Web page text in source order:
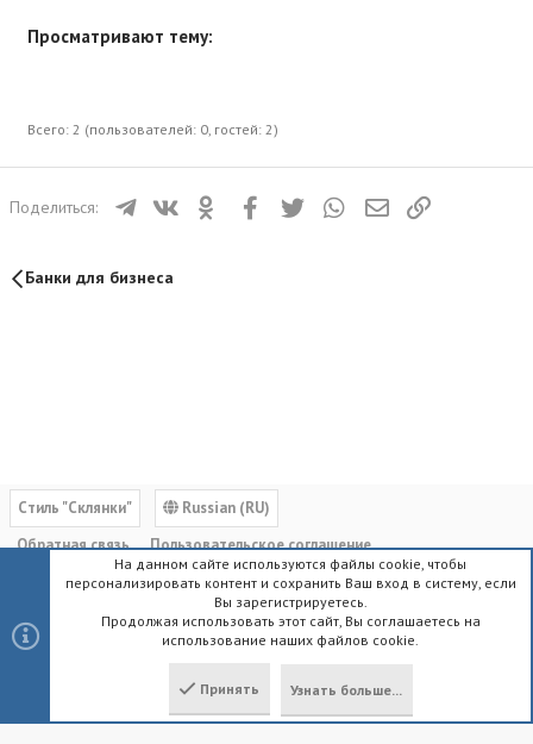
Просматривают тему:
Всего: 2 (пользователей: 0, гостей: 2)
Поделиться: ТелеграмВКонтактеОдноклассники
FacebookTwitter WhatsAppЭлектронная почта
Банки для бизнеса
Cтиль "Склянки"
Russian (RU)
Обратная связь
Пользовательское соглашение
Политика конфиденциальности
Помощь Главная
R
S
Community platform by XenForo® © 2010-2023 XenForo Ltd.
XenForo.Info
На данном сайте используются файлы cookie, чтобы
персонализировать контент и сохранить Ваш вход в систему, если
Вы зарегистрируетесь.
Продолжая использовать этот сайт, Вы соглашаетесь на
использование наших файлов cookie.
Принять Узнать больше...